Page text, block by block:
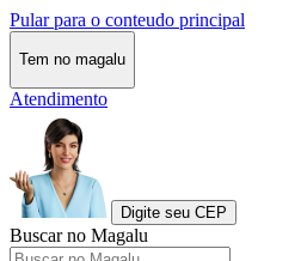
Pular para o conteudo principal
Tem no magalu
Atendimento
Digite seu CEP
Buscar no Magalu